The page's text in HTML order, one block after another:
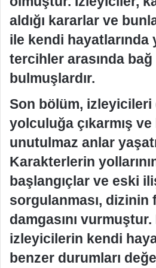
aldığı kararlar ve
ile kendi hayatlarında
tercihler arasında bağ
bulmuşlardır.
Son bölüm,
yolculuğa çıkarmış
unutulmaz anlar
Karakterlerin
başlangıçlar ve eski
sorgulanması, dizinin
damgasını
izleyicilerin kendi
benzer durumları